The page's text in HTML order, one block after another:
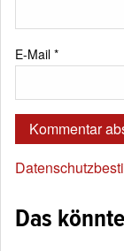
E-Mail *
Das